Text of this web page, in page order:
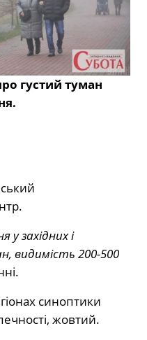
густий туман
у західних і
видимість 200-500
синоптики
жовтий.